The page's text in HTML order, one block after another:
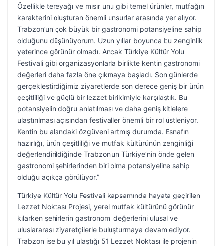
Özellikle tereyağı ve mısır unu gibi temel ürünler, mutfağın
karakterini oluşturan önemli unsurlar arasında yer alıyor.
Trabzon’un çok büyük bir gastronomi potansiyeline sahip
olduğunu düşünüyorum. Uzun yıllar boyunca bu zenginlik
yeterince görünür olmadı. Ancak Türkiye Kültür Yolu
Festivali gibi organizasyonlarla birlikte kentin gastronomi
değerleri daha fazla öne çıkmaya başladı. Son günlerde
gerçekleştirdiğimiz ziyaretlerde son derece geniş bir ürün
çeşitliliği ve güçlü bir lezzet birikimiyle karşılaştık. Bu
potansiyelin doğru anlatılması ve daha geniş kitlelere
ulaştırılması açısından festivaller önemli bir rol üstleniyor.
Kentin bu alandaki özgüveni artmış durumda. Esnafın
hazırlığı, ürün çeşitliliği ve mutfak kültürünün zenginliği
değerlendirildiğinde Trabzon’un Türkiye’nin önde gelen
gastronomi şehirlerinden biri olma potansiyeline sahip
olduğu açıkça görülüyor.”
Türkiye Kültür Yolu Festivali kapsamında hayata geçirilen
Lezzet Noktası Projesi, yerel mutfak kültürünü görünür
kılarken şehirlerin gastronomi değerlerini ulusal ve
uluslararası ziyaretçilerle buluşturmaya devam ediyor.
Trabzon ise bu yıl ulaştığı 51 Lezzet Noktası ile projenin